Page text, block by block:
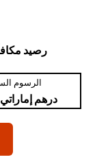
رصيد مكافأة
الرسوم
درهم إماراتي